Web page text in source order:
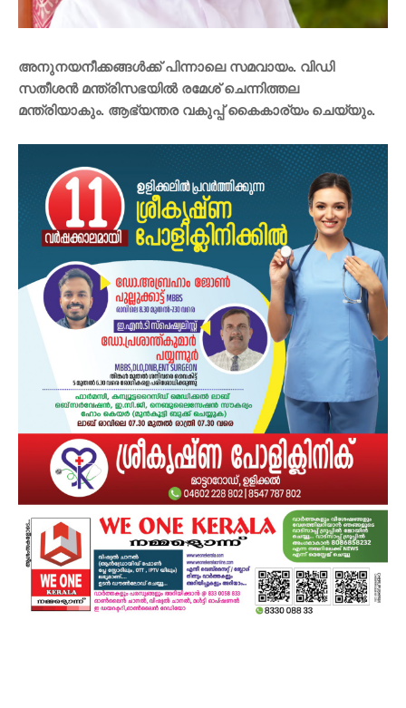
അനുനയനീക്കങ്ങൾക്ക് പിന്നാലെ സമവായം. വിഡി
സതീശൻ മന്ത്രിസഭയിൽ രമേശ് ചെന്നിത്തല
മന്ത്രിയാകും. ആഭ്യന്തര വകുപ്പ് കൈകാര്യം ചെയ്യും.